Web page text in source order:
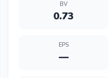
BV
0.73
EPS
—